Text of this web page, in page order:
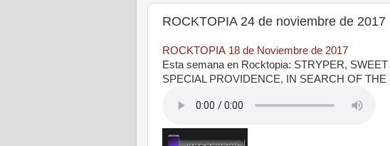
ROCKTOPIA 24 de noviembre de 2017
ROCKTOPIA 18 de Noviembre de 2017
Esta semana en Rocktopia: STRYPER,
SPECIAL PROVIDENCE, IN SEARCH OF